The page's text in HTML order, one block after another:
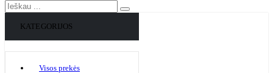
KATEGORIJOS
Visos prekės